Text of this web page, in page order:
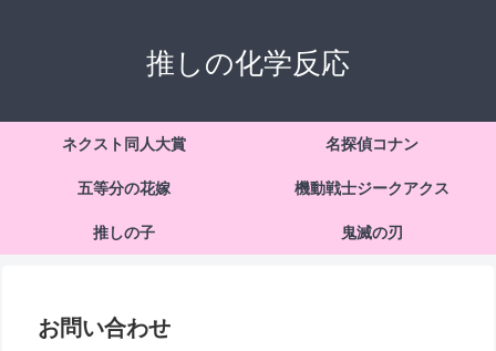
推しの化学反応
ネクスト同人大賞 名探偵コナン
五等分の花嫁 機動戦士ジークアクス
推しの子 鬼滅の刃
お問い合わせ